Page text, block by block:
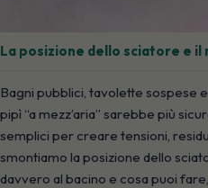
La posizione dello sciatore e il
Bagni pubblici, tavolette sospese
pipì “a mezz’aria” sarebbe più
semplici per creare tensioni,
smontiamo la posizione dello
davvero al bacino e cosa puoi